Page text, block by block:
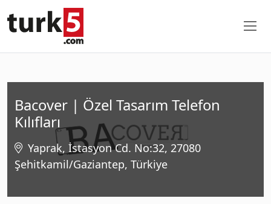
Bacover | Özel Tasarım Telefon
Kılıfları
Yaprak, İstasyon Cd. No:32, 27080
Şehitkamil/Gaziantep, Türkiye